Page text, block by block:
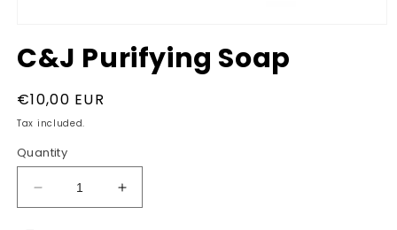
1
in
C&J Purifying Soap
Regular
price
€10,00 EUR
Tax included.
Quantity
Decrease
quantity
Increase
quantity